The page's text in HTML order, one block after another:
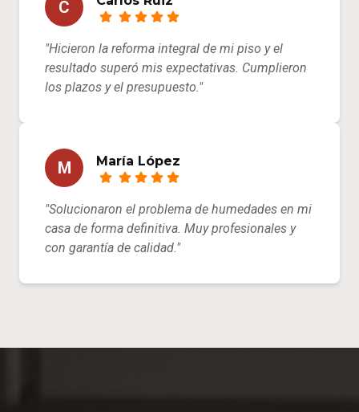
C
"Hicieron la reforma integral de mi piso y el
resultado superó mis expectativas. Cumplieron
los plazos y el presupuesto."
M María López
"Solucionaron el problema de humedades en mi
casa de forma definitiva. Muy profesionales y
con garantía de calidad."